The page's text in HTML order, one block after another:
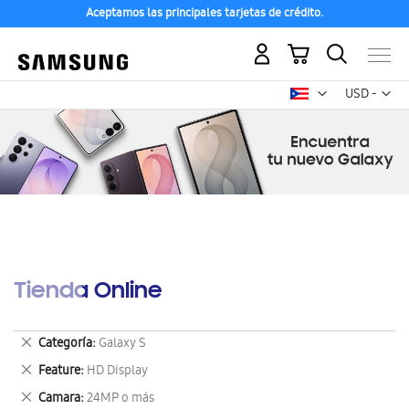
Aceptamos las principales tarjetas de crédito.
USD -
dólar
Mi carrito
Tienda Online
Categoría Galaxy S
Eliminar
este
artículo
Feature HD Display
Eliminar
este
Camara 24MP o más
Eliminar